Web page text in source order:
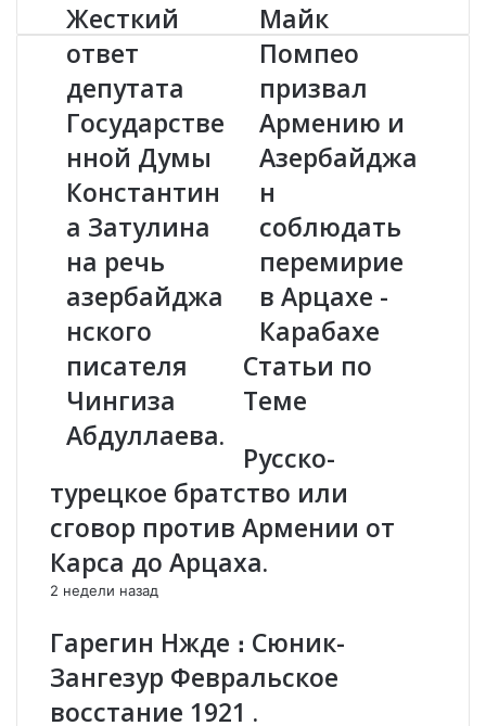
Ж
е
с
т
к
о
т
е
т
е
п
т
а
а
о
с
у
д
т
в
н
Жесткий
ответ
депутата
Государстве
нной Думы
Константин
а Затулина
на речь
азербайджа
нского
писателя
Чингиза
Абдуллаева.
М
а
к
П
о
м
п
е
п
р
з
в
л
А
е
н
ю
и
р
б
Майк
Помпео
призвал
Армению и
Азербайджа
н
соблюдать
перемирие
в Арцахе -
Карабахе
Статьи по
Теме
Русско-
турецкое братство или
сговор против Армении от
Карса до Арцаха.
2 недели назад
Гарегин Нжде ։ Сюник-
Зангезур Февральское
восстание 1921 .